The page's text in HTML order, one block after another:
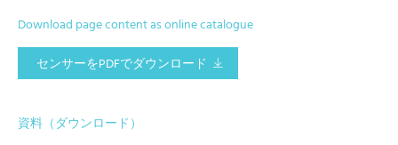
Download page content as online catalogue
センサーをPDFでダウンロード
資料（ダウンロード）